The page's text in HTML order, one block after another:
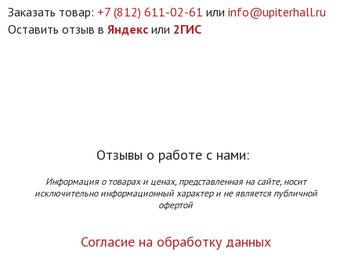
Заказать товар: +7 (812) 611-02-61 или info@upiterhall.ru
Оставить отзыв в Яндекс или 2ГИС
Отзывы о работе с нами:
Информация о товарах и ценах, представленная на сайте, носит
исключительно информационный характер и не является публичной
офертой
Согласие на обработку данных